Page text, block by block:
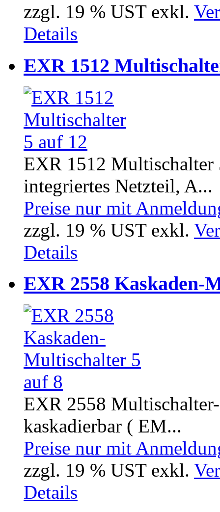
zzgl. 19 % UST exkl.
Details
EXR 1512
EXR 1512 Multischalter
integriertes Netzteil, A...
Preise nur mit
zzgl. 19 % UST exkl.
Details
EXR 2558 Kaskaden-
EXR 2558
kaskadierbar ( EM...
Preise nur mit
zzgl. 19 % UST exkl.
Details